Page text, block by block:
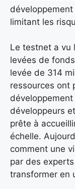
limitant les
Le testnet a vu
levées de
levée de 314
ressources ont
développement
développeurs
prête à
échelle.
comment une
par des
transformer en